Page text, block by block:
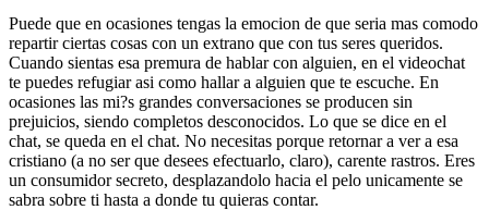
Puede que en ocasiones tengas la emocion de que seri­a mas comodo
repartir ciertas cosas con un extrano que con tus seres queridos.
Cuando sientas esa premura de hablar con alguien, en el videochat
te puedes refugiar asi­ como hallar a alguien que te escuche. En
ocasiones las mi?s grandes conversaciones se producen sin
prejuicios, siendo completos desconocidos. Lo que se dice en el
chat, se queda en el chat. No necesitas porque retornar a ver a esa
cristiano (a no ser que desees efectuarlo, claro), carente rastros. Eres
un consumidor secreto, desplazandolo hacia el pelo unicamente se
sabra sobre ti hasta a donde tu quieras contar.